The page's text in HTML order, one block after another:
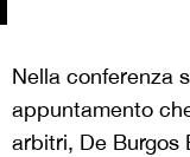
Nella conferenza
appuntamento
arbitri, De Burgos